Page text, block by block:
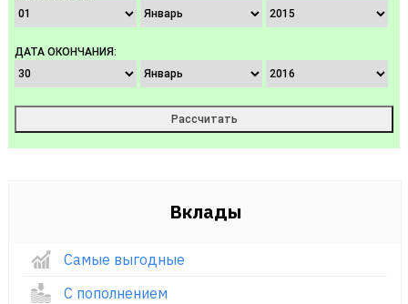
ДАТА ОКОНЧАНИЯ:
Вклады
Самые выгодные
С пополнением